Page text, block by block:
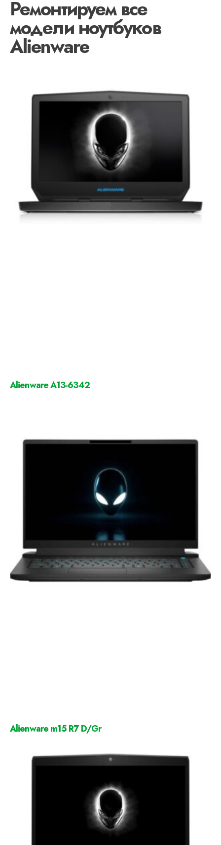
Ремонтируем все
модели ноутбуков
Alienware
Alienware A13-6342
Alienware m15 R7 D/Gr